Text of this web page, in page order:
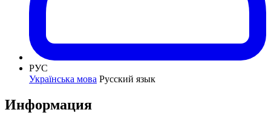
РУС
Українська мова Русский язык
Информация